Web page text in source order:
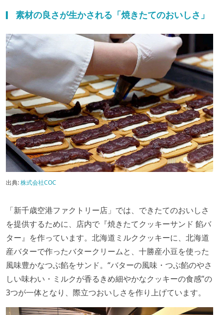
素材の良さが生かされる「焼きたてのおいしさ」
出典:株式会社COC
「新千歳空港ファクトリー店」では、できたてのおいしさ
を提供するために、店内で『焼きたてクッキーサンド 餡バ
ター』を作っています。北海道ミルククッキーに、北海道
産バターで作ったバタークリームと、十勝産小豆を使った
風味豊かなつぶ餡をサンド。“バターの風味・つぶ餡のやさ
しい味わい・ミルクが香るきめ細やかなクッキーの食感”の
3つが一体となり、際立つおいしさを作り上げています。